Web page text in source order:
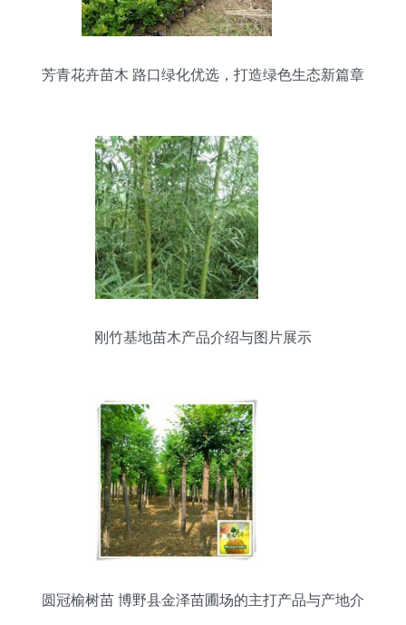
芳青花卉苗木 路口绿化优选，打造绿色生态新篇章
刚竹基地苗木产品介绍与图片展示
圆冠榆树苗 博野县金泽苗圃场的主打产品与产地介